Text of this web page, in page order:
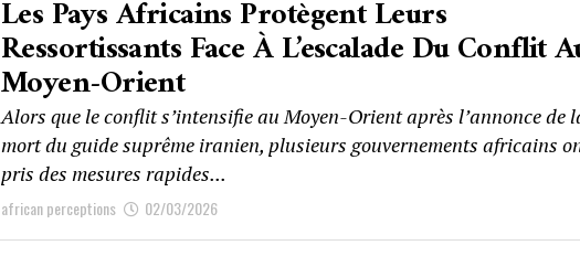
Les Pays Africains Protègent Leurs
Ressortissants Face À L’escalade Du Conflit
Moyen-Orient
Alors que le conflit s’intensifie au Moyen-Orient après l’annonce de
mort du guide suprême iranien, plusieurs gouvernements africains
pris des mesures rapides...
african perceptions 02/03/2026